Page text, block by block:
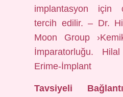
implantasyon için
tercih edilir. – Dr.
Moon Group
İmparatorluğu.
Erime-İmplant
Tavsiyeli